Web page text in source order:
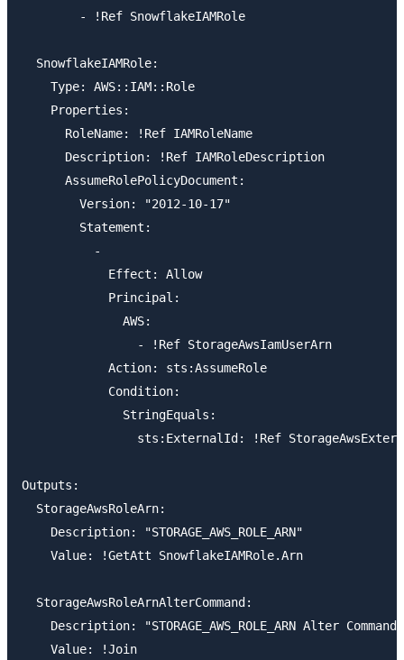
        - !Ref SnowflakeIAMRole
  SnowflakeIAMRole:
    Type: AWS::IAM::Role
    Properties:
      RoleName: !Ref IAMRoleName
      Description: !Ref IAMRoleDescription
      AssumeRolePolicyDocument:
        Version: "2012-10-17"
        Statement:
          -
            Effect: Allow
            Principal:
              AWS:
                - !Ref StorageAwsIamUserArn
            Action: sts:AssumeRole
            Condition:
              StringEquals:
sts:ExternalId: !Ref
Outputs:
  StorageAwsRoleArn:
    Description: "STORAGE_AWS_ROLE_ARN"
    Value: !GetAtt SnowflakeIAMRole.Arn
  StorageAwsRoleArnAlterCommand:
    Description: "STORAGE_AWS_ROLE_ARN Alter Command"
    Value: !Join